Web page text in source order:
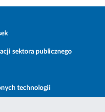
sektora publicznego
technologii